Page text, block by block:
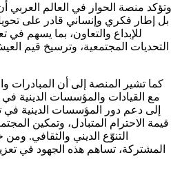
وتؤكد منصة الحوار في العالم العربي
بل إطار فكري وإنساني قادر على
للإبداع والتعاون، بما يسهم في
التحديات المجتمعية، وترسيخ قيم
كما تشير المنصة إلى أن المبادرات
مع القيادات والمؤسسات الدينية
إلى دعم دور المؤسسات الدينية في
قيمة الاحترام المتبادل، وتمكين
التنوّع الديني والثقافي.
المشتركة، تساهم هذه الجهود في